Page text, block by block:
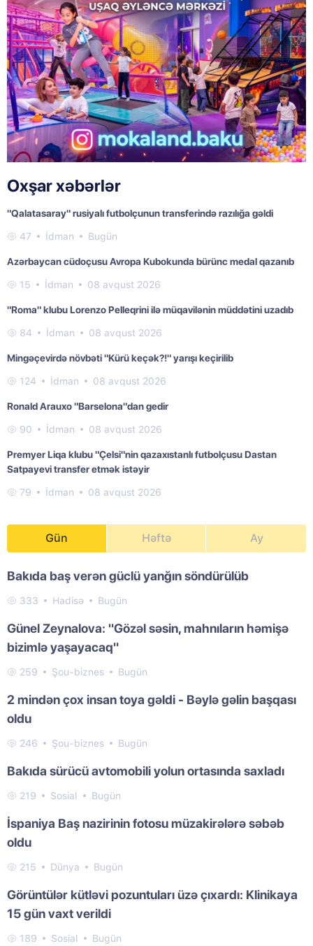
Oxşar xəbərlər
"Qalatasaray" rusiyalı futbolçunun transferində razılığa gəldi
47 İdman Bugün
Azərbaycan cüdoçusu Avropa Kubokunda bürünc medal qazanıb
15 İdman 08 avqust 2026
"Roma" klubu Lorenzo Pelleqrini ilə müqavilənin müddətini uzadıb
84 İdman 08 avqust 2026
Mingəçevirdə növbəti "Kürü keçək?!" yarışı keçirilib
124 İdman 08 avqust 2026
Ronald Arauxo "Barselona"dan gedir
90 İdman 08 avqust 2026
Premyer Liqa klubu "Çelsi"nin qazaxıstanlı futbolçusu Dastan
Satpayevi transfer etmək istəyir
79 İdman 08 avqust 2026
Gün Həftə Ay
Bakıda baş verən güclü yanğın söndürülüb
333 Hadisə Bugün
Günel Zeynalova: "Gözəl səsin, mahnıların həmişə
bizimlə yaşayacaq"
259 Şou-biznes Bugün
2 mindən çox insan toya gəldi - Bəylə gəlin başqası
oldu
246 Şou-biznes Bugün
Bakıda sürücü avtomobili yolun ortasında saxladı
219 Sosial Bugün
İspaniya Baş nazirinin fotosu müzakirələrə səbəb
oldu
215 Dünya Bugün
Görüntülər kütləvi pozuntuları üzə çıxardı: Klinikaya
15 gün vaxt verildi
189 Sosial Bugün